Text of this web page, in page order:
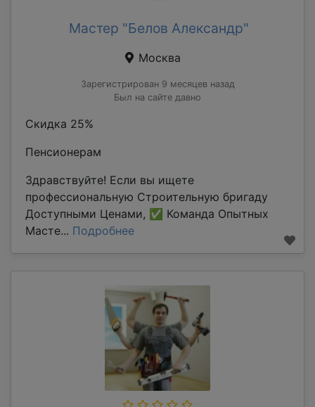
Мастер "Белов Александр"
Москва
Зарегистрирован 9 месяцев назад
Был на сайте давно
Скидка 25%
Пенсионерам
Здравствуйте! Если вы ищете
профессиональную Строительную бригаду
Доступными Ценами, ✅ Команда Опытных
Масте... Подробнее